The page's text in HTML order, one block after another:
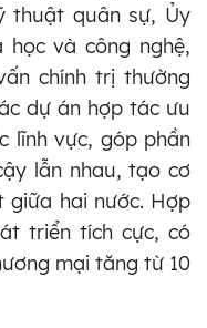
thuật quân sự, Ủy
và công nghệ,
chính trị thường
dự án hợp tác ưu
lĩnh vực, góp phần
lẫn nhau, tạo cơ
hai nước. Hợp
triển tích cực, có
mại tăng từ 10